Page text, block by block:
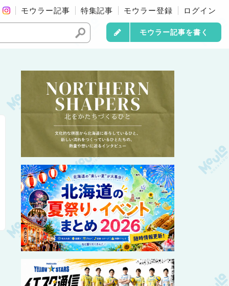
モウラー記事 特集記事 モウラー登録 ログイン
モウラー記事を書く